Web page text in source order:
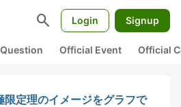
search Login Signup
Question Official Event Official
限定理のイメージをグラフで